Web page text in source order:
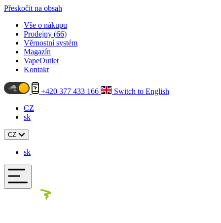
Přeskočit na obsah
Vše o nákupu
Prodejny (66)
Věrnostní systém
Magazín
VapeOutlet
Kontakt
+420 377 433 166
Switch to English
CZ
sk
CZ
sk